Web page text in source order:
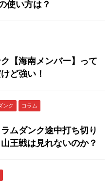
使い方は？
【海南メンバー】って
ど強い！
ンク コラム
ムダンク途中打ち切り
王戦は見れないのか？